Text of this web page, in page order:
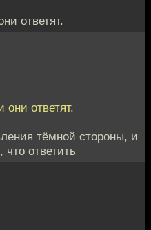
ответят.
они ответят.
тёмной стороны, и
ответить